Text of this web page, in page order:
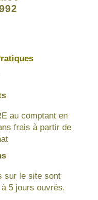
au comptant en
frais à partir de
sur le site sont
5 jours ouvrés.